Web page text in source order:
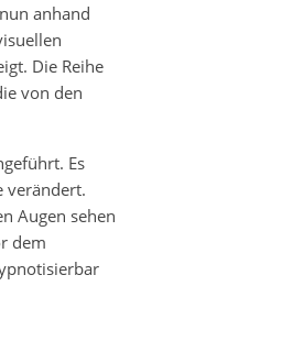
anhand
Die Reihe
von den
Es
verändert.
Augen sehen
dem